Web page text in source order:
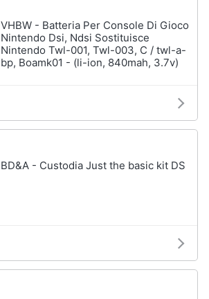
VHBW - Batteria Per Console Di Gioco
Nintendo Dsi, Ndsi Sostituisce
Nintendo Twl-001, Twl-003, C / twl-a-
bp, Boamk01 - (li-ion, 840mah, 3.7v)
BD&A - Custodia Just the basic kit DS